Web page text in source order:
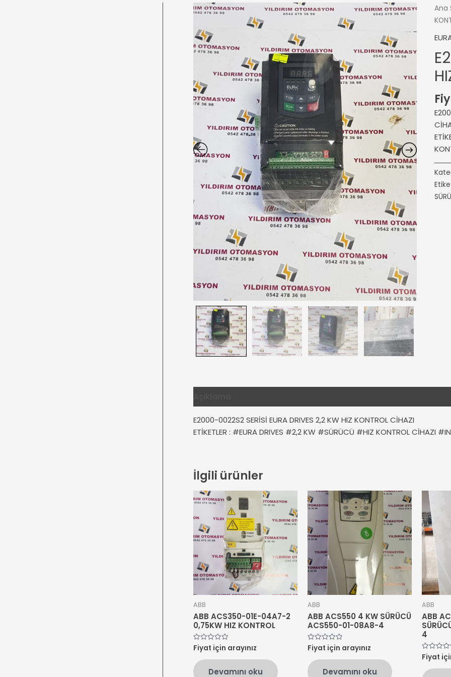
Ana
E2000-0022S2 SERİSİ EURA DRIVES 2,2 KW HIZ KONTROL CİHAZI
ETİKETLER : #EURA DRIVES #2,2 KW #SÜRÜCÜ #HIZ KONTROL CİHAZI
İlgili ürünler
ABB
ABB ACS350-01E-04A7-2
0,75KW HIZ KONTROL
5
üzerinden
oy
aldı
Fiyat için arayınız
Devamını oku
ABB
ABB ACS550 4 KW SÜRÜCÜ
ACS550-01-08A8-4
5
üzerinden
oy
aldı
Fiyat için arayınız
Devamını oku
ABB
ABB
4
5
üzerinden
oy
Fiyat